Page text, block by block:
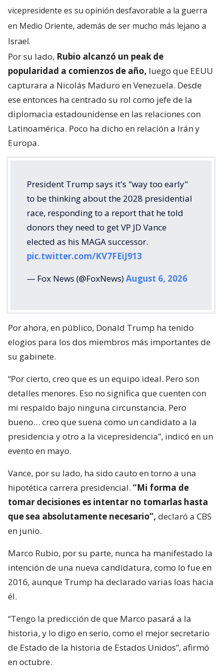
vicepresidente es su opinión desfavorable a la guerra
en Medio Oriente, además de ser mucho más lejano a
Israel.
Por su lado, Rubio alcanzó un peak de
popularidad a comienzos de año, luego que EEUU
capturara a Nicolás Maduro en Venezuela. Desde
ese entonces ha centrado su rol como jefe de la
diplomacia estadounidense en las relaciones con
Latinoamérica. Poco ha dicho en relación a Irán y
Europa.
President Trump says it's "way too early"
to be thinking about the 2028 presidential
race, responding to a report that he told
donors they need to get VP JD Vance
elected as his MAGA successor.
pic.twitter.com/KV7FEiJ913
— Fox News (@FoxNews)August 6, 2026
Por ahora, en público, Donald Trump ha tenido
elogios para los dos miembros más importantes de
su gabinete.
“Por cierto, creo que es un equipo ideal. Pero son
detalles menores. Eso no significa que cuenten con
mi respaldo bajo ninguna circunstancia. Pero
bueno… creo que suena como un candidato a la
presidencia y otro a la vicepresidencia”, indicó en un
evento en mayo.
Vance, por su lado, ha sido cauto en torno a una
hipotética carrera presidencial. “Mi forma de
tomar decisiones es intentar no tomarlas hasta
que sea absolutamente necesario”, declaró a CBS
en junio.
Marco Rubio, por su parte, nunca ha manifestado la
intención de una nueva candidatura, como lo fue en
2016, aunque Trump ha declarado varias loas hacia
él.
“Tengo la predicción de que Marco pasará a la
historia, y lo digo en serio, como el mejor secretario
de Estado de la historia de Estados Unidos”, afirmó
en octubre.